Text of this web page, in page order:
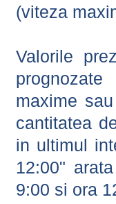
(viteza
Valorile
maxime
cantitatea
in ultimul
12:00"
9:00 si ora